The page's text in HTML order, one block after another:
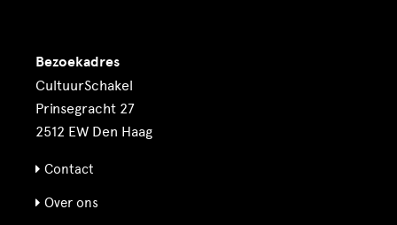
Bezoekadres
CultuurSchakel
Prinsegracht 27
2512 EW Den Haag
Contact
Over ons